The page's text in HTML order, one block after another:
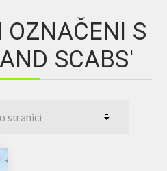
OZNAČENI S
SCABS'